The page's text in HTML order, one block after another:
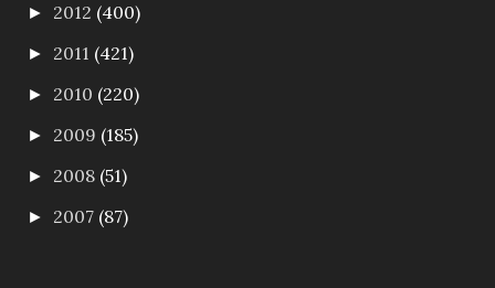
► 2012 (400)
► 2011 (421)
► 2010 (220)
► 2009 (185)
► 2008 (51)
► 2007 (87)